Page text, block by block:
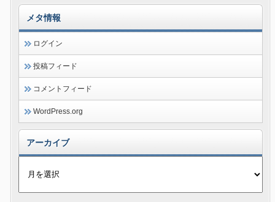
メタ情報
ログイン
投稿フィード
コメントフィード
WordPress.org
アーカイブ